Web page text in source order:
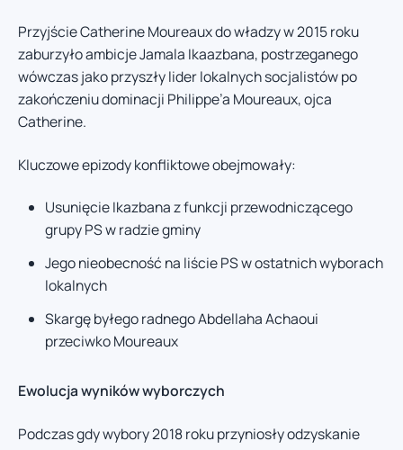
Przyjście Catherine Moureaux do władzy w 2015 roku
zaburzyło ambicje Jamala Ikaazbana, postrzeganego
wówczas jako przyszły lider lokalnych socjalistów po
zakończeniu dominacji Philippe’a Moureaux, ojca
Catherine.
Kluczowe epizody konfliktowe obejmowały:
Usunięcie Ikazbana z funkcji przewodniczącego
grupy PS w radzie gminy
Jego nieobecność na liście PS w ostatnich wyborach
lokalnych
Skargę byłego radnego Abdellaha Achaoui
przeciwko Moureaux
Ewolucja wyników wyborczych
Podczas gdy wybory 2018 roku przyniosły odzyskanie